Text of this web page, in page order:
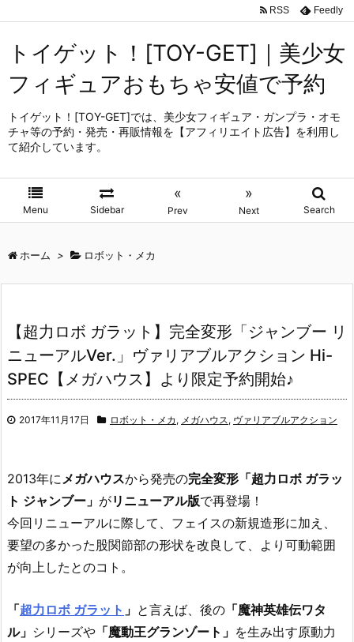
トイゲット！[TOY-GET]｜美少女
フィギュアおもちゃ安値で予約
トイゲット！[TOY-GET]では、美少女フィギュア・ガンプラ・オモ
チャ等の予約・発売・再販情報を【アフィリエイト広告】を利用し
て紹介しています。
Menu Sidebar
«
Prev
»
Next Search
RSS Feedly
ホーム > ロボット・メカ
【超力ロボ ガラット】完全変形「ジャンブー リ
ニューアルVer.」ヴァリアブルアクション Hi-
SPEC【メガハウス】より限定予約開始♪
2017年11月17日 ロボット・メカ , メガハウス, ヴァリアブルアクション
2013年にメガハウスから発売の完全変形「超力ロボ ガラッ
ト ジャンブー」 がリニューアル版で再登場！
今回リニューアルに際して、フェイスの新規造形に加え、
要望の多かった股関節部の形状を改良して、より可動範囲
が向上したとのコト。
「超力ロボ ガラット 」 と言えば、後の 「魔神英雄伝ワタ
ル」 シリーズや 「魔動王グランゾート」 を生み出す原動力